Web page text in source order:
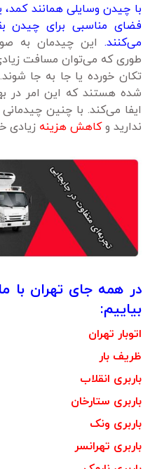
با چیدن وسایلی همانند کمد،
فضای مناسبی برای چیدن
می‌کنند. این چیدمان به
طوری که می‌توان مسافت
تکان خورده یا جا به جا
شده هستند که این امر در
ایفا می‌کند. با چنین
ندارید وکاهش هزینه زیادی
در همه جای تهران با
بیاییم:
اتوبار تهران
ظریف بار
باربری انقلاب
باربری ستارخان
باربری ونک
باربری تهرانسر